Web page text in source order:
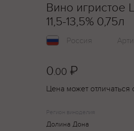
Вино игристое
11,5-13,5% 0,75л
Россия
0.00 ₽
Цена может отличаться
Регион виноделия
Долина Дона